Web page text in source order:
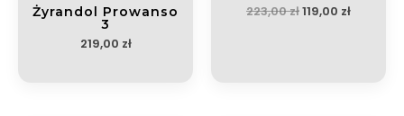
Żyrandol Prowanso
3
219,00 zł
223,00zł119,00 zł